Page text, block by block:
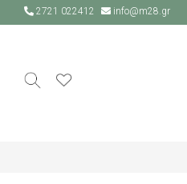
2721 022412 info@m28.gr